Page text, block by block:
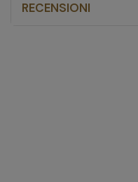
RECENSIONI